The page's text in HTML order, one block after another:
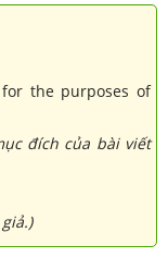
the purposes of
đích của bài viết